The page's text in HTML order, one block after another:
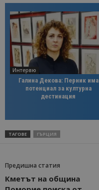
Интервю
Галина Декова: Перник има
потенциал за културна
дестинация
ТАГОВЕ ГЪРЦИЯ
Предишна статия
Кметът на община